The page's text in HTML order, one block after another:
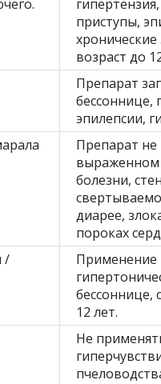
приступы,
возраст до
Препарат
эпилепсии,
Препарат не
выраженном
болезни,
диарее,
пороках
/
Применение
бессоннице,
12 лет.
Не